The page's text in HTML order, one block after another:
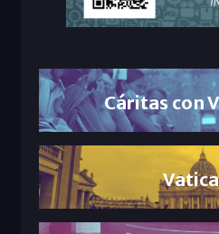
Cáritas con